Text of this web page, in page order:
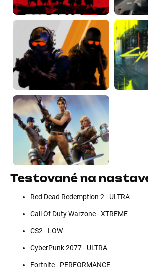
Testované na
Red Dead Redemption 2 - ULTRA
Call Of Duty Warzone - XTREME
CS2 - LOW
CyberPunk 2077 - ULTRA
Fortnite - PERFORMANCE